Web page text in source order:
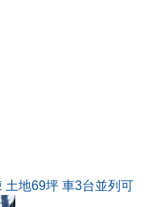
土地69坪 車3台並列可